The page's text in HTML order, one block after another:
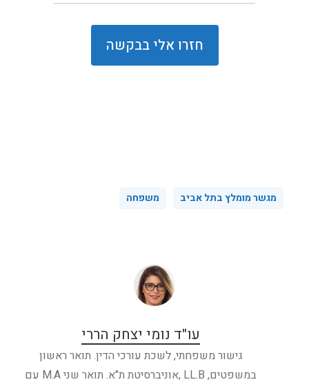
מגשר מומלץ בתל אביב משפחה
עו"ד נומי יצחק הררי
גישור משפחתי, לשכת עורכי הדין. תואר ראשון
במשפטים, LL.B ,אוניברסיטת ת"א. תואר שני M.A עם